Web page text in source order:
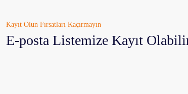
Kayıt Olun Fırsatları Kaçırmayın
E-posta Listemize Kayıt